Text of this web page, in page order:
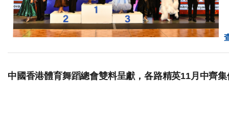
中國香港體育舞蹈總會雙料呈獻，各路精英11月中齊